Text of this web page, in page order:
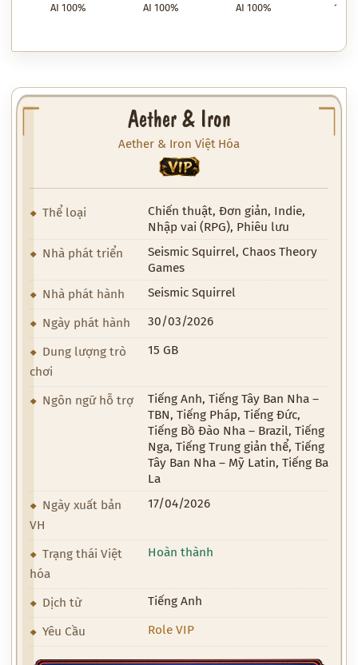
AI 100% AI 100% AI 100% 100%
Aether & Iron
Aether & Iron Việt Hóa
VIP
Thể loại
Chiến thuật, Đơn giản, Indie,
Nhập vai (RPG), Phiêu lưu
Nhà phát triển
Seismic Squirrel, Chaos Theory
Games
Nhà phát hành
Seismic Squirrel
Ngày phát hành 30/03/2026
Dung lượng trò
chơi
15 GB
Ngôn ngữ hỗ trợ
Tiếng Anh, Tiếng Tây Ban Nha –
TBN, Tiếng Pháp, Tiếng Đức,
Tiếng Bồ Đào Nha – Brazil, Tiếng
Nga, Tiếng Trung giản thể, Tiếng
Tây Ban Nha – Mỹ Latin, Tiếng Ba
La
Ngày xuất bản
VH
17/04/2026
Trạng thái Việt
hóa
Hoàn thành
Dịch từ Tiếng Anh
Yêu Cầu Role VIP